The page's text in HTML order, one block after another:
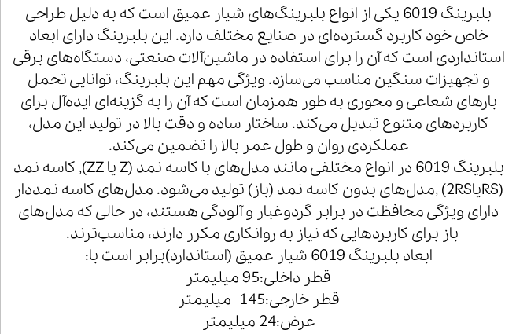
بلبرینگ 6019 یکی از انواع بلبرینگ‌های شیار عمیق است که به دلیل طراحی
خاص خود کاربرد گسترده‌ای در صنایع مختلف دارد. این بلبرینگ دارای ابعاد
استانداردی است که آن را برای استفاده در ماشین‌آلات صنعتی، دستگاه‌های برقی
و تجهیزات سنگین مناسب می‌سازد. ویژگی مهم این بلبرینگ، توانایی تحمل
بارهای شعاعی و محوری به طور همزمان است که آن را به گزینه‌ای ایده‌آل برای
کاربردهای متنوع تبدیل می‌کند. ساختار ساده و دقت بالا در تولید این مدل،
عملکردی روان و طول عمر بالا را تضمین می‌کند.
بلبرینگ 6019 در انواع مختلفی مانند مدل‌های با کاسه نمد (Z یا ZZ), کاسه نمد
(RSیا2RS) ,مدل‌های بدون کاسه نمد (باز) تولید می‌شود. مدل‌های کاسه نمددار
دارای ویژگی محافظت در برابر گردوغبار و آلودگی هستند، در حالی که مدل‌های
باز برای کاربردهایی که نیاز به روانکاری مکرر دارند، مناسب‌ترند.
ابعاد بلبرینگ 6019 شیار عمیق (استاندارد)برابر است با:
قطر داخلی:95 میلیمتر
قطر خارجی:145 میلیمتر
عرض:24 میلیمتر